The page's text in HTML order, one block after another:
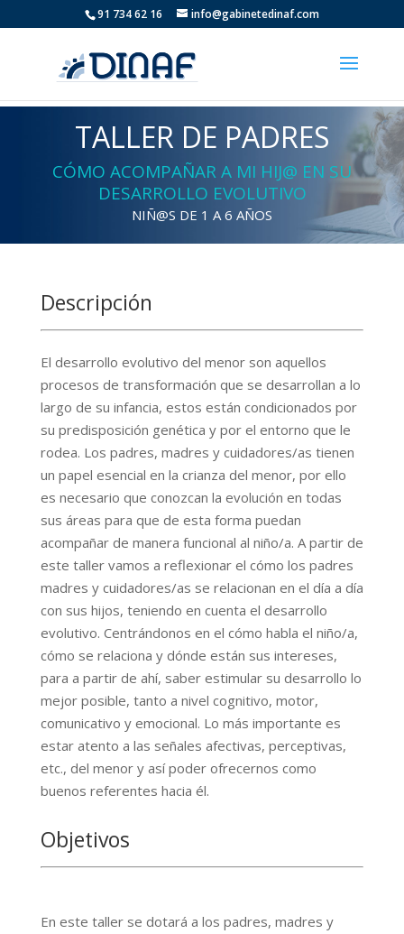
91 734 62 16 info@gabinetedinaf.com
TALLER DE PADRES
CÓMO ACOMPAÑAR A MI HIJ@ EN SU
DESARROLLO EVOLUTIVO
NIÑ@S DE 1 A 6 AÑOS
Descripción
El desarrollo evolutivo del menor son aquellos
procesos de transformación que se desarrollan a lo
largo de su infancia, estos están condicionados por
su predisposición genética y por el entorno que le
rodea. Los padres, madres y cuidadores/as tienen
un papel esencial en la crianza del menor, por ello
es necesario que conozcan la evolución en todas
sus áreas para que de esta forma puedan
acompañar de manera funcional al niño/a. A partir de
este taller vamos a reflexionar el cómo los padres
madres y cuidadores/as se relacionan en el día a día
con sus hijos, teniendo en cuenta el desarrollo
evolutivo. Centrándonos en el cómo habla el niño/a,
cómo se relaciona y dónde están sus intereses,
para a partir de ahí, saber estimular su desarrollo lo
mejor posible, tanto a nivel cognitivo, motor,
comunicativo y emocional. Lo más importante es
estar atento a las señales afectivas, perceptivas,
etc., del menor y así poder ofrecernos como
buenos referentes hacia él.
Objetivos
En este taller se dotará a los padres, madres y